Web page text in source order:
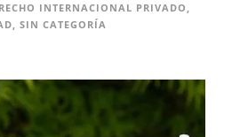
INTERNACIONAL PRIVADO ,
, SIN CATEGORÍA